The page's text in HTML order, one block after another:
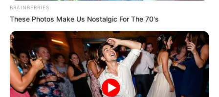
LIHAT ARTIKEL LAINNYA
BRAINBERRIES
These Photos Make Us Nostalgic For The 70's